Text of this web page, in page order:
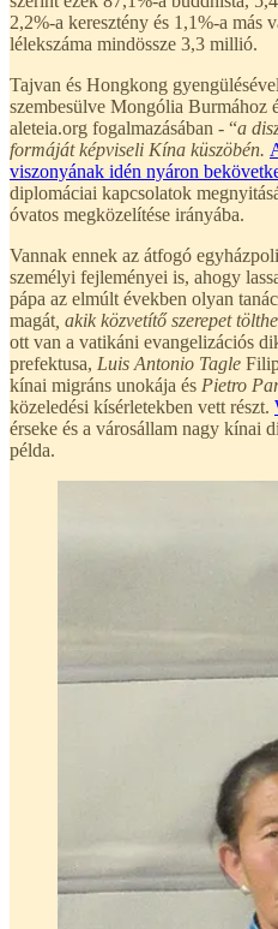
2,2%-a keresztény és 1,1%-a más
lélekszáma mindössze 3,3 millió.
Tajvan és Hongkong gyengülésével
szembesülve Mongólia Burmához
aleteia.org fogalmazásában - “a
formáját képviseli Kína küszöbén.
viszonyának idén nyáron
diplomáciai kapcsolatok
óvatos megközelítése irányába.
Vannak ennek az átfogó
személyi fejleményei is, ahogy
pápa az elmúlt években olyan
magát , akik közvetítő szerepet
ott van a vatikáni evangelizációs
prefektusa, Luis Antonio Tagle
kínai migráns unokája és Pietro
közeledési kísérletekben vett részt.
érseke és a városállam nagy kínai
példa.